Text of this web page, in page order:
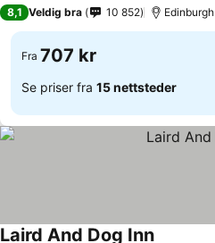
8,1 Veldig bra 10 852 Edinburgh
Fra 707 kr
Se priser fra 15 nettsteder
Laird And Dog Inn